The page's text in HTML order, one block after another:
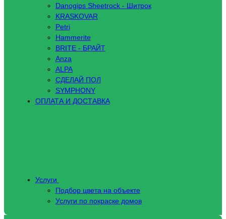
Danogips Sheetrock - Шитрок
KRASKOVAR
Petri
Hammerite
BRITE - БРАЙТ
Anza
ALPA
СДЕЛАЙ ПОЛ
SYMPHONY
ОПЛАТА И ДОСТАВКА
Услуги
Подбор цвета на объекте
Услуги по покраске домов